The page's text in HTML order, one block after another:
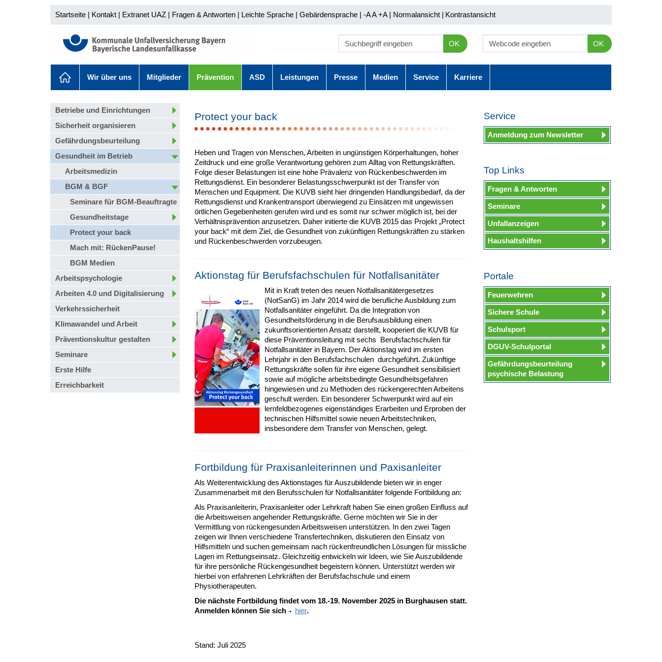
Startseite | Kontakt | Extranet UAZ | Fragen & Antworten | Leichte Sprache | Gebärdensprache | -A A+A | Normalansicht | Kontrastansicht
OK OK
Wir über uns Mitglieder Prävention ASD Leistungen Presse Medien Service Karriere
Betriebe und Einrichtungen
Sicherheit organisieren
Gefährdungsbeurteilung
Gesundheit im Betrieb
Arbeitsmedizin
BGM & BGF
Seminare für BGM-Beauftragte
Gesundheitstage
Protect your back
Mach mit: RückenPause!
BGM Medien
Arbeitspsychologie
Arbeiten 4.0 und Digitalisierung
Verkehrssicherheit
Klimawandel und Arbeit
Präventionskultur gestalten
Seminare
Erste Hilfe
Erreichbarkeit
Protect your back
Heben und Tragen von Menschen, Arbeiten in ungünstigen Körperhaltungen, hoher
Zeitdruck und eine große Verantwortung gehören zum Alltag von Rettungskräften.
Folge dieser Belastungen ist eine hohe Prävalenz von Rückenbeschwerden im
Rettungsdienst. Ein besonderer Belastungsschwerpunkt ist der Transfer von
Menschen und Equipment. Die KUVB sieht hier dringenden Handlungsbedarf, da der
Rettungsdienst und Krankentransport überwiegend zu Einsätzen mit ungewissen
örtlichen Gegebenheiten gerufen wird und es somit nur schwer möglich ist, bei der
Verhältnisprävention anzusetzen. Daher initierte die KUVB 2015 das Projekt „Protect
your back“ mit dem Ziel, die Gesundheit von zukünftigen Rettungskräften zu stärken
und Rückenbeschwerden vorzubeugen.
Aktionstag für Berufsfachschulen für Notfallsanitäter
Mit in Kraft treten des neuen Notfallsanitätergesetzes
(NotSanG) im Jahr 2014 wird die berufliche Ausbildung zum
Notfallsanitäter eingeführt. Da die Integration von
Gesundheitsförderung in die Berufsausbildung einen
zukunftsorientierten Ansatz darstellt, kooperiert die KUVB für
diese Präventionsleitung mit sechs Berufsfachschulen für
Notfallsanitäter in Bayern. Der Aktionstag wird im ersten
Lehrjahr in den Berufsfachschulen durchgeführt. Zukünftige
Rettungskräfte sollen für ihre eigene Gesundheit sensibilisiert
sowie auf mögliche arbeitsbedingte Gesundheitsgefahren
hingewiesen und zu Methoden des rückengerechten Arbeitens
geschult werden. Ein besonderer Schwerpunkt wird auf ein
lernfeldbezogenes eigenständiges Erarbeiten und Erproben der
technischen Hilfsmittel sowie neuen Arbeitstechniken,
insbesondere dem Transfer von Menschen, gelegt.
Fortbildung für Praxisanleiterinnen und Paxisanleiter
Als Weiterentwicklung des Aktionstages für Auszubildende bieten wir in enger
Zusammenarbeit mit den Berufsschulen für Notfallsanitäter folgende Fortbildung an:
Als Praxisanleiterin, Praxisanleiter oder Lehrkraft haben Sie einen großen Einfluss auf
die Arbeitsweisen angehender Rettungskräfte. Gerne möchten wir Sie in der
Vermittlung von rückengesunden Arbeitsweisen unterstützen. In den zwei Tagen
zeigen wir Ihnen verschiedene Transfertechniken, diskutieren den Einsatz von
Hilfsmitteln und suchen gemeinsam nach rückenfreundlichen Lösungen für missliche
Lagen im Rettungseinsatz. Gleichzeitig entwickeln wir Ideen, wie Sie Auszubildende
für ihre persönliche Rückengesundheit begeistern können. Unterstützt werden wir
hierbei von erfahrenen Lehrkräften der Berufsfachschule und einem
Physiotherapeuten.
Die nächste Fortbildung findet vom 18.-19. November 2025 in Burghausen statt.
Anmelden können Sie sich
hier.
Stand: Juli 2025
Service
Anmeldung zum Newsletter
Top Links
Fragen & Antworten
Seminare
Unfallanzeigen
Haushaltshilfen
Portale
Feuerwehren
Sichere Schule
Schulsport
DGUV-Schulportal
Gefährdungsbeurteilung
psychische Belastung